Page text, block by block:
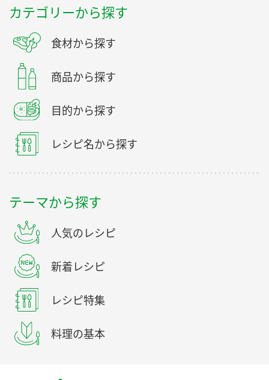
カテゴリーから探す
食材から探す
商品から探す
目的から探す
レシピ名から探す
テーマから探す
人気のレシピ
新着レシピ
レシピ特集
料理の基本